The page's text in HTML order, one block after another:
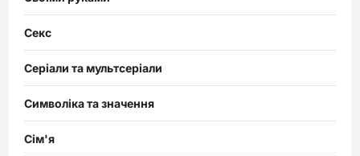
Секс
Серіали та мультсеріали
Символіка та значення
Сім'я